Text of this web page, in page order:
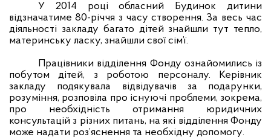
У 2014 році обласний Будинок дитини
відзначатиме 80-річчя з часу створення. За весь час
діяльності закладу багато дітей знайшли тут тепло,
материнську ласку, знайшли свої сім’ї.
Працівники відділення Фонду ознайомились із
побутом дітей, з роботою персоналу. Керівник
закладу подякувала відвідувачів за подарунки,
розуміння, розповіла про існуючі проблеми, зокрема,
про необхідність отримання юридичних
консультацій з різних питань, на які відділення Фонду
може надати роз’яснення та необхідну допомогу.